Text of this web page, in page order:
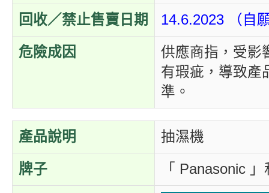
回收／禁止售賣日期 14.6.2023 （自
危險成因
供應商指，受影
有瑕疵，導致產
準。
產品說明 抽濕機
牌子 「 Panasonic